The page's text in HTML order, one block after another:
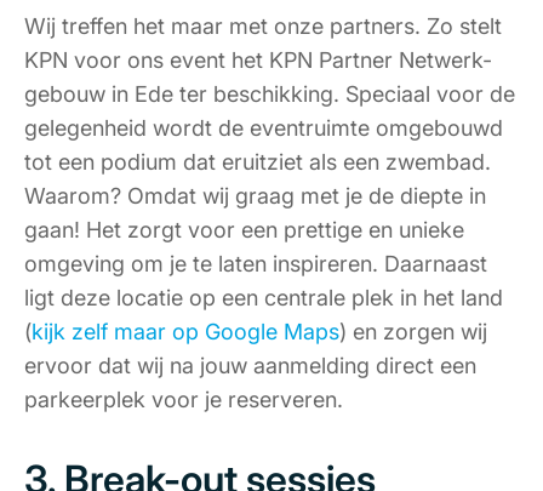
Wij treffen het maar met onze partners. Zo stelt
KPN voor ons event het KPN Partner Netwerk-
gebouw in Ede ter beschikking. Speciaal voor de
gelegenheid wordt de eventruimte omgebouwd
tot een podium dat eruitziet als een zwembad.
Waarom? Omdat wij graag met je de diepte in
gaan! Het zorgt voor een prettige en unieke
omgeving om je te laten inspireren. Daarnaast
ligt deze locatie op een centrale plek in het land
(kijk zelf maar op Google Maps) en zorgen wij
ervoor dat wij na jouw aanmelding direct een
parkeerplek voor je reserveren.
3. Break-out sessies